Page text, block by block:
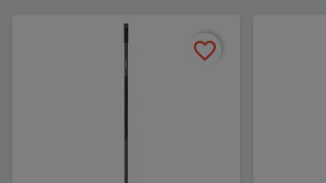
favorite_border
favorite_border